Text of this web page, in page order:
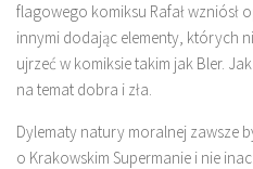
flagowego komiksu Rafał wzniósł
innymi dodając elementy, których
ujrzeć w komiksie takim jak Bler.
na temat dobra i zła.
Dylematy natury moralnej zawsze
o Krakowskim Supermanie i nie